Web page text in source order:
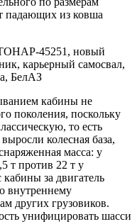
падающих из ковша
кабины не
поколения, поскольку
то есть
колесная база,
масса: у
т против 22 т у
за двигатель
внутреннему
других грузовиков.
унифицировать шасси